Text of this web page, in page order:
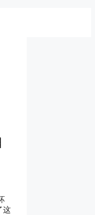
这